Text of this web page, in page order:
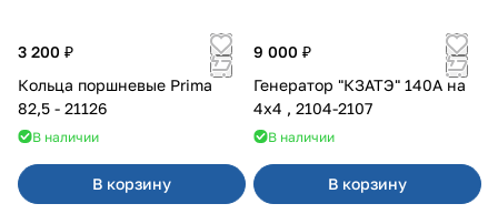
3 200 ₽
Кольца поршневые Prima
82,5 - 21126
В наличии
В корзину
9 000 ₽
Генератор "КЗАТЭ" 140А на
4x4 , 2104-2107
В наличии
В корзину